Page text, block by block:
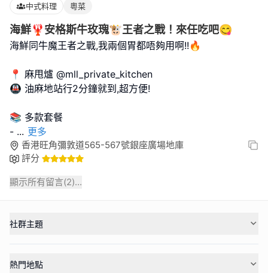
中式料理 粵菜
海鮮🦞安格斯牛玫瑰🐮王者之戰！來任吃吧😋
海鮮同牛魔王者之戰,我兩個胃都唔夠用啊!!🔥
📍 麻甩爐 @mll_private_kitchen
🚇 油麻地站行2分鐘就到,超方便!
📚 多款套餐
- ... 更多
香港旺角彌敦道565-567號銀座廣場地庫
評分
顯示所有留言(2)...
社群主題
熱門地點